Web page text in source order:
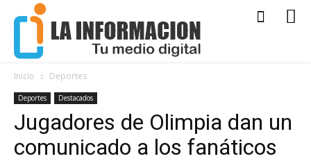
Inicio Deportes
Deportes Destacados
Jugadores de Olimpia dan un
comunicado a los fanáticos